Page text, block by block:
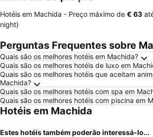
Hotéis em Machida - Preço máximo de ‎€ 63
night)
Perguntas Frequentes sobre
Quais são os melhores hotéis em Machida?
Quais são os melhores hotéis de luxo em
Quais são os melhores hotéis que aceitam
Machida?
Quais são os melhores hotéis com spa em
Quais são os melhores hotéis com piscina em
Hotéis em Machida
Estes hotéis também poderão interessá-lo...